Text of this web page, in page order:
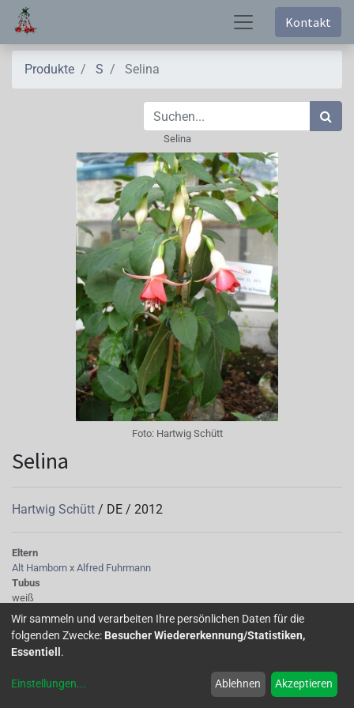
Kontakt
Produkte S Selina
Selina
Foto: Hartwig Schütt
Selina
Hartwig Schütt / DE / 2012
Eltern
Alt Hamborn x Alfred Fuhrmann
Tubus
weiß
Sepalen
weiß
Korolle/Petalen
rosa
einfach
Wir sammeln und verarbeiten Ihre persönlichen Daten für die
folgenden Zwecke: Besucher Wiedererkennung/Statistiken,
Essentiell .
Einstellungen... Ablehnen Akzeptieren